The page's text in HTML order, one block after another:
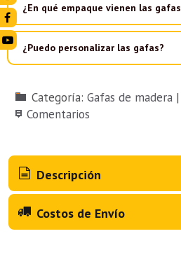
¿En qué empaque vienen las
¿Puedo personalizar las gafas?
Categoría: Gafas de madera |
Comentarios
Descripción
Costos de Envío